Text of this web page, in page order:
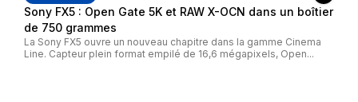
Sony FX5 : Open Gate 5K et RAW X-OCN dans un boîtier
de 750 grammes
La Sony FX5 ouvre un nouveau chapitre dans la gamme Cinema
Line. Capteur plein format empilé de 16,6 mégapixels, Open...